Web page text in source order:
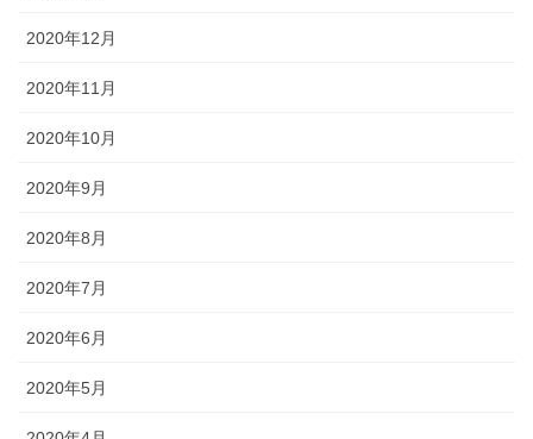
2020年12月
2020年11月
2020年10月
2020年9月
2020年8月
2020年7月
2020年6月
2020年5月